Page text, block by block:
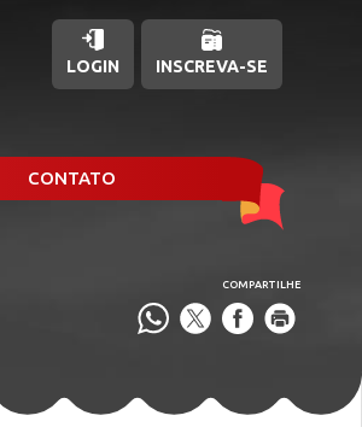
COMPARTILHE
LOGIN INSCREVA-SE
CONTATO